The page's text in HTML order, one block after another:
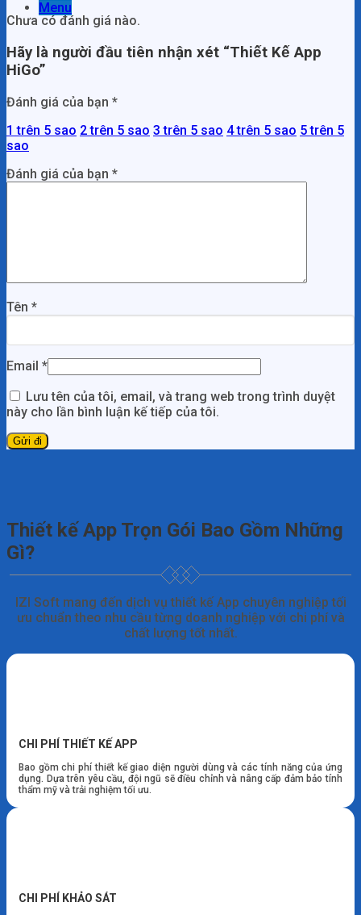
Menu
Chưa có đánh giá nào.
Hãy là người đầu tiên nhận xét “Thiết Kế App
HiGo”
Đánh giá của bạn *
1 trên 5 sao 2 trên 5 sao 3 trên 5 sao 4 trên 5 sao 5 trên 5
sao
Đánh giá của bạn *
Tên *
Email *
Lưu tên của tôi, email, và trang web trong trình duyệt
này cho lần bình luận kế tiếp của tôi.
Thiết kế App Trọn Gói Bao Gồm Những
Gì?
IZI Soft mang đến dịch vụ thiết kế App chuyên nghiệp tối
ưu chuẩn theo nhu cầu từng doanh nghiệp với chi phí và
chất lượng tốt nhất.
CHI PHÍ THIẾT KẾ APP
Bao gồm chi phí thiết kế giao diện người dùng và các tính năng của ứng
dụng. Dựa trên yêu cầu, đội ngũ sẽ điều chỉnh và nâng cấp đảm bảo tính
thẩm mỹ và trải nghiệm tối ưu.
CHI PHÍ KHẢO SÁT